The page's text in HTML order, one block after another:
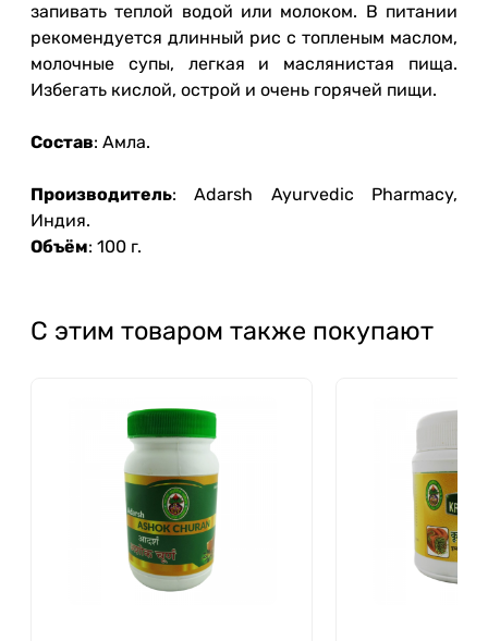
запивать теплой водой или молоком. В питании
рекомендуется длинный рис с топленым маслом,
молочные супы, легкая и маслянистая пища.
Избегать кислой, острой и очень горячей пищи.
Состав: Амла.
Производитель: Adarsh Ayurvedic Pharmacy,
Индия.
Объём: 100 г.
С этим товаром также покупают